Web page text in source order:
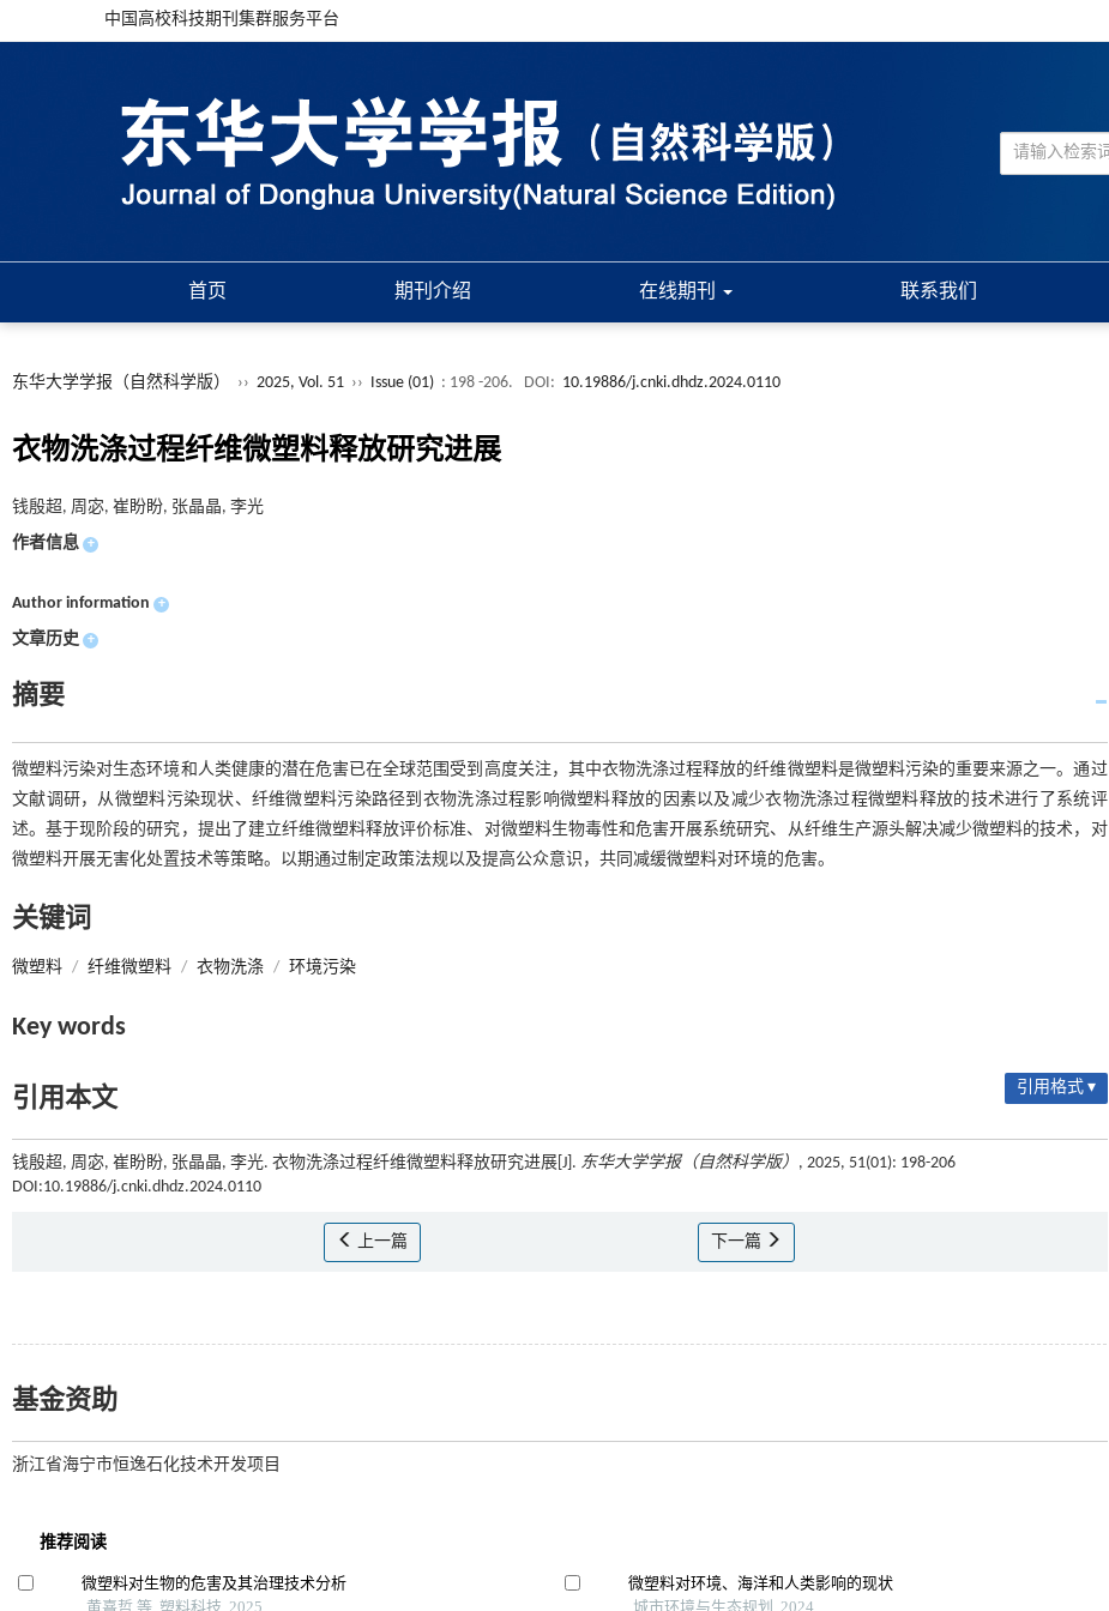
中国高校科技期刊集群服务平台
首页 期刊介绍 在线期刊 联系我们
东华大学学报（自然科学版） ›› 2025, Vol. 51 ›› Issue (01) : 198 -206. DOI: 10.19886/j.cnki.dhdz.2024.0110
衣物洗涤过程纤维微塑料释放研究进展
钱殷超, 周宓, 崔盼盼, 张晶晶, 李光
作者信息 +
Author information +
文章历史 +
摘要
微塑料污染对生态环境和人类健康的潜在危害已在全球范围受到高度关注，其中衣物洗涤过程释放的纤维微塑料是微塑料污染的重要来源之一。通过
文献调研，从微塑料污染现状、纤维微塑料污染路径到衣物洗涤过程影响微塑料释放的因素以及减少衣物洗涤过程微塑料释放的技术进行了系统评
述。基于现阶段的研究，提出了建立纤维微塑料释放评价标准、对微塑料生物毒性和危害开展系统研究、从纤维生产源头解决减少微塑料的技术，对
微塑料开展无害化处置技术等策略。以期通过制定政策法规以及提高公众意识，共同减缓微塑料对环境的危害。
关键词
微塑料 / 纤维微塑料 / 衣物洗涤 / 环境污染
Key words
引用本文 引用格式 ▾
钱殷超, 周宓, 崔盼盼, 张晶晶, 李光. 衣物洗涤过程纤维微塑料释放研究进展[J]. 东华大学学报（自然科学版） , 2025, 51(01): 198-206
DOI:10.19886/j.cnki.dhdz.2024.0110
上一篇 下一篇
基金资助
浙江省海宁市恒逸石化技术开发项目